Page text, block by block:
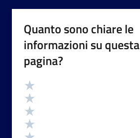
Quanto sono chiare le
informazioni su questa
pagina?
Valutazione